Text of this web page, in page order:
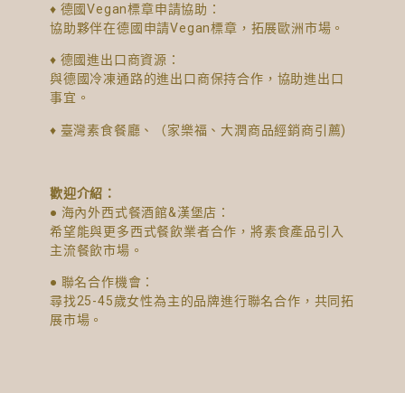
♦ 德國Vegan標章申請協助：
協助夥伴在德國申請Vegan標章，拓展歐洲市場。
♦ 德國進出口商資源：
與德國冷凍通路的進出口商保持合作，協助進出口
事宜。
♦ 臺灣素食餐廳、（家樂福、大潤商品經銷商引薦)
歡迎介紹：
● 海內外西式餐酒館&漢堡店：
希望能與更多西式餐飲業者合作，將素食產品引入
主流餐飲市場。
●​ 聯名合作機會：
尋找25-45歲女性為主的品牌進行聯名合作，共同拓
展市場。